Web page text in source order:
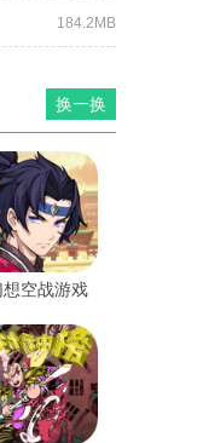
184.2MB
换一换
想空战游戏